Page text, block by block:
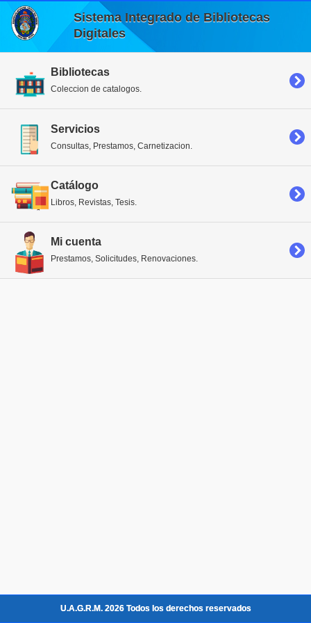
Sistema Integrado de Bibliotecas
Digitales
Bibliotecas
Coleccion de catalogos.
Servicios
Consultas, Prestamos, Carnetizacion.
Catálogo
Libros, Revistas, Tesis.
Mi cuenta
Prestamos, Solicitudes, Renovaciones.
U.A.G.R.M. 2026 Todos los derechos reservados